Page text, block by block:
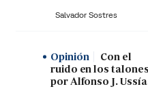
Salvador Sostres
Opinión
Con el
ruido en los
por Alfonso J. Ussía